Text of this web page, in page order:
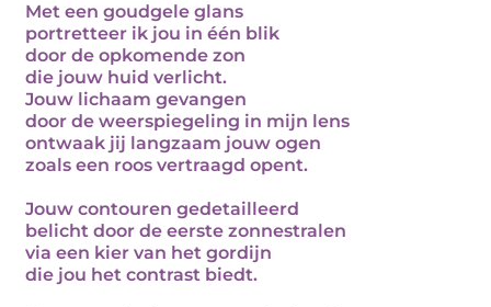
Met een goudgele glans
portretteer ik jou in één blik
door de opkomende zon
die jouw huid verlicht.
Jouw lichaam gevangen
door de weerspiegeling in mijn lens
ontwaak jij langzaam jouw ogen
zoals een roos vertraagd opent.
Jouw contouren gedetailleerd
belicht door de eerste zonnestralen
via een kier van het gordijn
die jou het contrast biedt.